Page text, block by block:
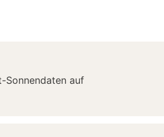
Sonnendaten auf